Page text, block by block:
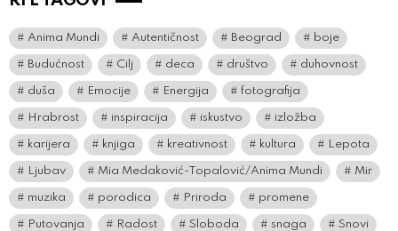
Anima Mundi Autentičnost Beograd boje
Budućnost Cilj deca društvo duhovnost
duša Emocije Energija fotografija
Hrabrost inspiracija iskustvo izložba
karijera knjiga kreativnost kultura Lepota
Ljubav Mia Medaković-Topalović/Anima Mundi Mir
muzika porodica Priroda promene
Putovanja Radost Sloboda snaga Snovi